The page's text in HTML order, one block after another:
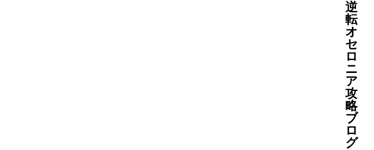
逆
転
オ
セ
ロ
ニ
ア
攻
略
ブ
ロ
グ